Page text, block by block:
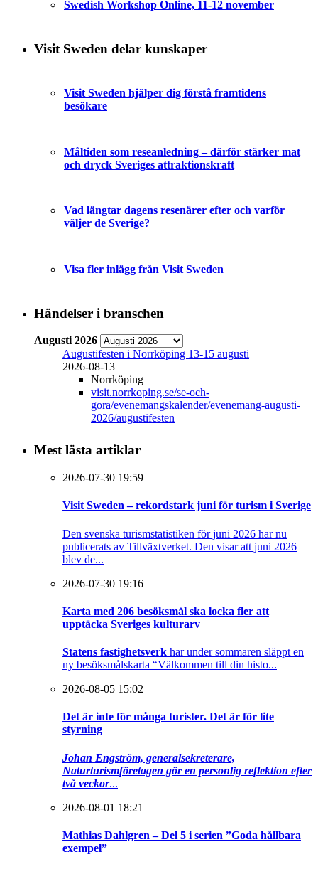
Swedish Workshop Online, 11-12 november
Visit Sweden delar kunskaper
Visit Sweden hjälper dig förstå framtidens
besökare
Måltiden som reseanledning – därför stärker mat
och dryck Sveriges attraktionskraft
Vad längtar dagens resenärer efter och varför
väljer de Sverige?
Visa fler inlägg från Visit Sweden
Händelser i branschen
Augusti 2026
Augustifesten i Norrköping 13-15 augusti
2026-08-13
Norrköping
visit.norrkoping.se/se-och-
gora/evenemangskalender/evenemang-augusti-
2026/augustifesten
Mest lästa artiklar
2026-07-30 19:59
Visit Sweden – rekordstark juni för turism i Sverige
Den svenska turismstatistiken för juni 2026 har nu
publicerats av Tillväxtverket. Den visar att juni 2026
blev de...
2026-07-30 19:16
Karta med 206 besöksmål ska locka fler att
upptäcka Sveriges kulturarv
Statens fastighetsverk har under sommaren släppt en
ny besöksmålskarta “Välkommen till din histo...
2026-08-05 15:02
Det är inte för många turister. Det är för lite
styrning
Johan Engström, generalsekreterare,
Naturturismföretagen gör en personlig reflektion efter
två veckor...
2026-08-01 18:21
Mathias Dahlgren – Del 5 i serien ”Goda hållbara
exempel”